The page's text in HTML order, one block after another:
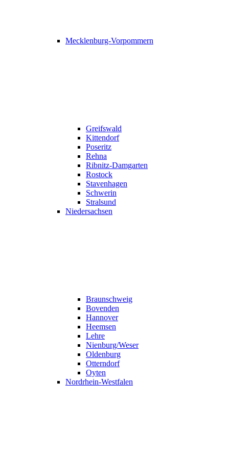
Mecklenburg-Vorpommern
Greifswald
Kittendorf
Poseritz
Rehna
Ribnitz-Damgarten
Rostock
Stavenhagen
Schwerin
Stralsund
Niedersachsen
Braunschweig
Bovenden
Hannover
Heemsen
Lehre
Nienburg/Weser
Oldenburg
Otterndorf
Oyten
Nordrhein-Westfalen